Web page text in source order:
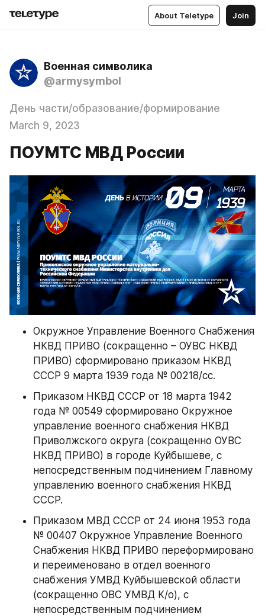
About Teletype Join
Военная символика
@armysymbol
День части/образование/формирование
March 9, 2023
ПОУМТС МВД России
Окружное Управление Военного Снабжения
НКВД ПРИВО (сокращенно – ОУВС НКВД
ПРИВО) сформировано приказом НКВД
СССР 9 марта 1939 года № 00218/сс.
Приказом НКВД СССР от 18 марта 1942
года № 00549 сформировано Окружное
управление военного снабжения НКВД
Приволжского округа (сокращенно ОУВС
НКВД ПРИВО) в городе Куйбышеве, с
непосредственным подчинением Главному
управлению военного снабжения НКВД
СССР.
Приказом МВД СССР от 24 июня 1953 года
№ 00407 Окружное Управление Военного
Снабжения НКВД ПРИВО переформировано
и переименовано в отдел военного
снабжения УМВД Куйбышевской области
(сокращенно ОВС УМВД К/о), с
непосредственным подчинением